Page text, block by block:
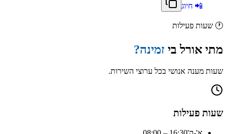
📲 חיוג
🕐 שעות פעילות
מתי אורל בי זמינה?
שעות מענה אנושי בכל ערוצי השירות.
שעות פעילות